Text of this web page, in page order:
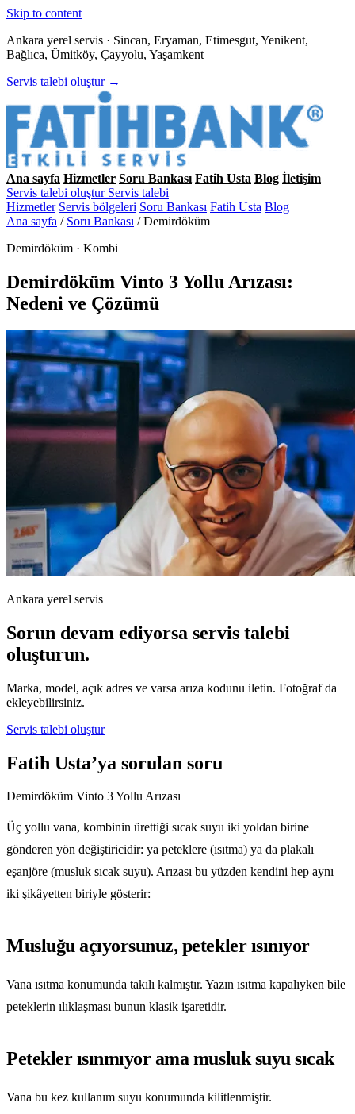
Skip to content
Ankara yerel servis · Sincan, Eryaman, Etimesgut, Yenikent,
Bağlıca, Ümitköy, Çayyolu, Yaşamkent
Servis talebi oluştur →
Ana sayfa Hizmetler Soru Bankası Fatih Usta Blog İletişim
Servis talebi oluştur Servis talebi
Hizmetler Servis bölgeleri Soru Bankası Fatih Usta Blog
Ana sayfa / Soru Bankası / Demirdöküm
Demirdöküm · Kombi
Demirdöküm Vinto 3 Yollu Arızası:
Nedeni ve Çözümü
Ankara yerel servis
Sorun devam ediyorsa servis talebi
oluşturun.
Marka, model, açık adres ve varsa arıza kodunu iletin. Fotoğraf da
ekleyebilirsiniz.
Servis talebi oluştur
Fatih Usta’ya sorulan soru
Demirdöküm Vinto 3 Yollu Arızası
Üç yollu vana, kombinin ürettiği sıcak suyu iki yoldan birine
gönderen yön değiştiricidir: ya peteklere (ısıtma) ya da plakalı
eşanjöre (musluk sıcak suyu). Arızası bu yüzden kendini hep aynı
iki şikâyetten biriyle gösterir:
Musluğu açıyorsunuz, petekler ısınıyor
Vana ısıtma konumunda takılı kalmıştır. Yazın ısıtma kapalıyken bile
peteklerin ılıklaşması bunun klasik işaretidir.
Petekler ısınmıyor ama musluk suyu sıcak
Vana bu kez kullanım suyu konumunda kilitlenmiştir.